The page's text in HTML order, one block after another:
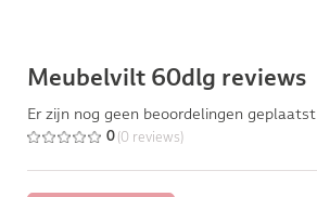
Meubelvilt 60dlg reviews
Er zijn nog geen beoordelingen geplaatst
0 (0 reviews)